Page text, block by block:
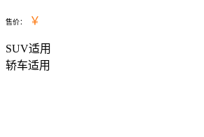
售价： ￥
SUV适用
轿车适用